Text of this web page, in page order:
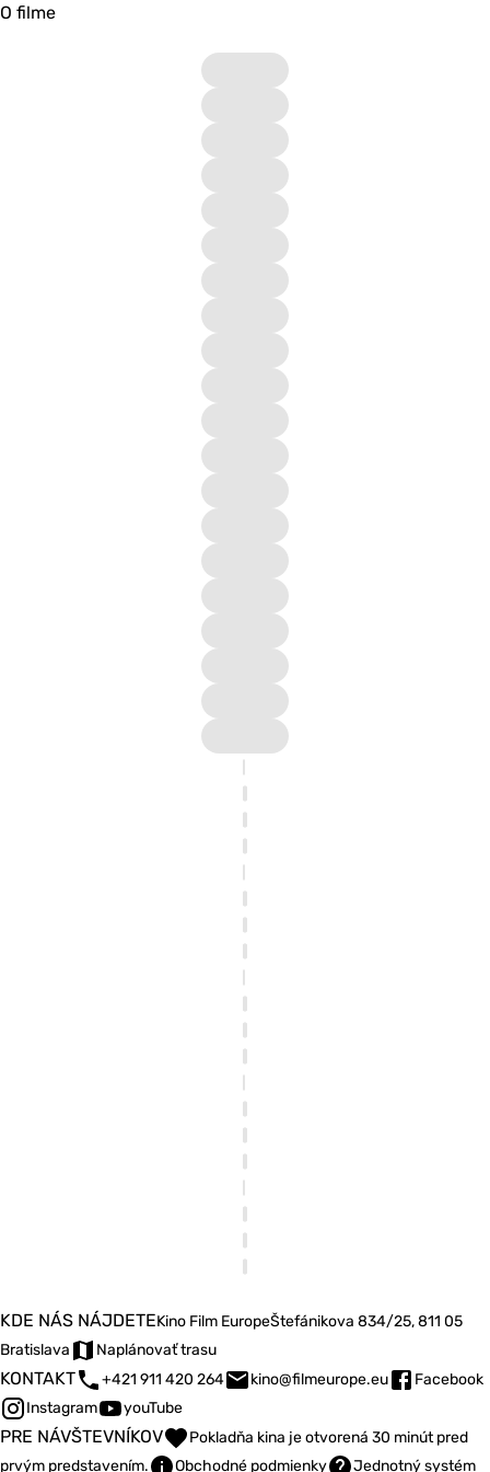
O filme
KDE NÁS NÁJDETEKino Film EuropeŠtefánikova 834/25, 811 05
Bratislava
Naplánovať trasu
KONTAKT +421 911 420 264 kino@filmeurope.eu
Facebook
Instagram
youTube
PRE NÁVŠTEVNÍKOV
Pokladňa kina je otvorená 30 minút pred
prvým predstavením.
Obchodné podmienky Jednotný systém